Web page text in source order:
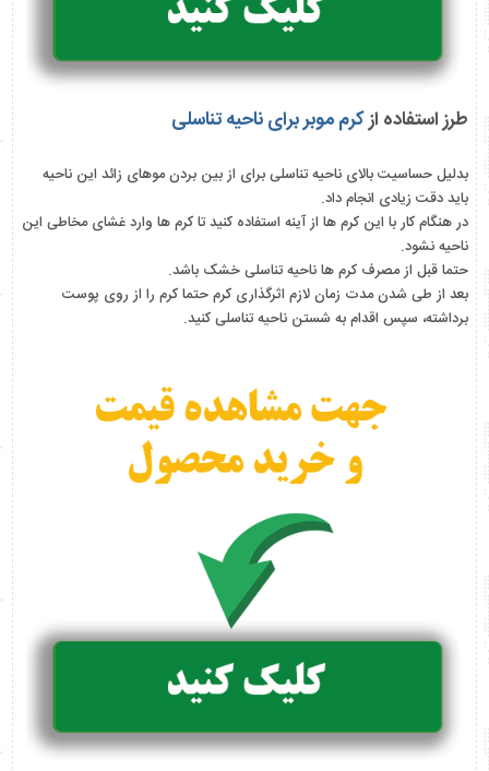
طرز استفاده ازکرم موبر برای ناحیه تناسلی
بدلیل حساسیت بالای ناحیه تناسلی برای از بین بردن موهای زائد این ناحیه
باید دقت زیادی انجام داد.
در هنگام کار با این کرم ها از آینه استفاده کنید تا کرم ها وارد غشای مخاطی این
ناحیه نشود.
حتما قبل از مصرف کرم ها ناحیه تناسلی خشک باشد.
بعد از طی شدن مدت زمان لازم اثرگذاری کرم حتما کرم را از روی پوست
برداشته، سپس اقدام به شستن ناحیه تناسلی کنید.